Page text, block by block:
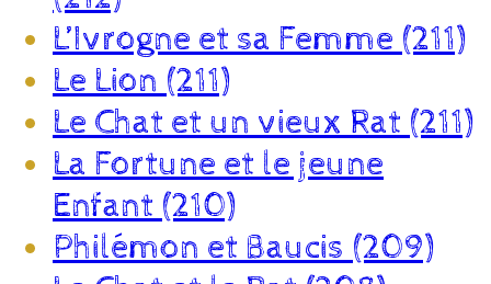
L’Ivrogne et sa Femme (211)
Le Lion (211)
Le Chat et un vieux Rat (211)
La Fortune et le jeune
Enfant (210)
Philémon et Baucis (209)